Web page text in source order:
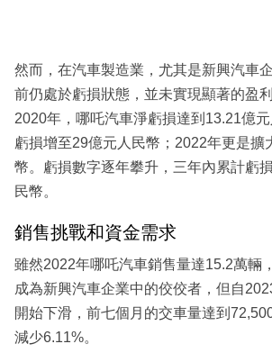
然而，在汽車製造業，尤其是新興汽車
前仍處於虧損狀態，並未實現顯著的盈利
2020年，哪吒汽車淨虧損達到13.21億
虧損增至29億元人民幣；2022年更是擴
幣。虧損數字逐年攀升，三年內累計虧
民幣。
銷售挑戰和資金需求
雖然2022年哪吒汽車銷售量達15.2萬輛
成為新興汽車企業中的佼佼者，但自
開始下滑，前七個月的交車量達到
減少6.11%。